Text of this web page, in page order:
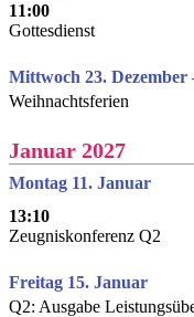
11:00
Gottesdienst
Mittwoch 23.
Weihnachtsferien
Januar 2027
Montag 11. Januar
13:10
Zeugniskonferenz Q2
Freitag 15. Januar
Q2: Ausgabe